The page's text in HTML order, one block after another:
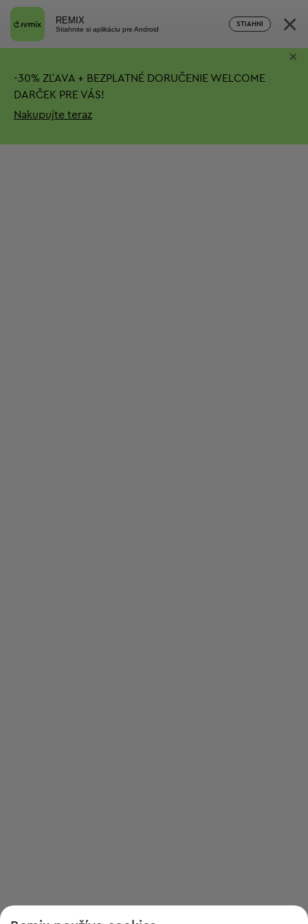
REMIX
Stiahnite si aplikáciu pre Android
STIAHNI ×
-30% ZĽAVA + BEZPLATNÉ DORUČENIE WELCOME
DARČEK PRE VÁS!
Nakupujte teraz
×